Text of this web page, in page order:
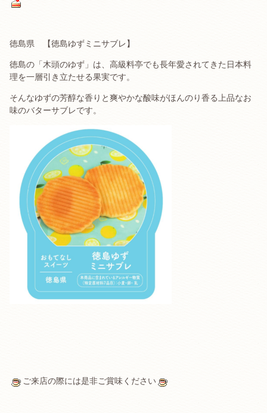
徳島県 【徳島ゆずミニサブレ】
徳島の「木頭のゆず」は、高級料亭でも長年愛されてきた日本料
理を一層引き立たせる果実です。
そんなゆずの芳醇な香りと爽やかな酸味がほんのり香る上品なお
味のバターサブレです。
ご来店の際には是非ご賞味ください